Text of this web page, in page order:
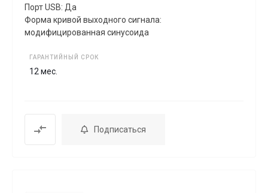
Порт USB: Да
Форма кривой выходного сигнала:
модифицированная синусоида
ГАРАНТИЙНЫЙ СРОК
12 мес.
Подписаться